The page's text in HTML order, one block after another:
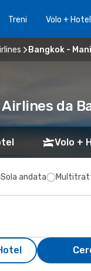
Treni Volo + Hotel
Bangkok -
da
Volo +
Sola andata